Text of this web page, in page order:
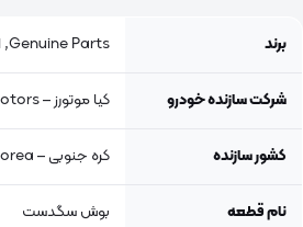
برند Genuine Parts, اصلی جنیون پارت
شرکت سازنده خودرو کیا موتورز – Kia Motors
کشور سازنده کره جنوبی – South Korea
نام قطعه بوش سگدست